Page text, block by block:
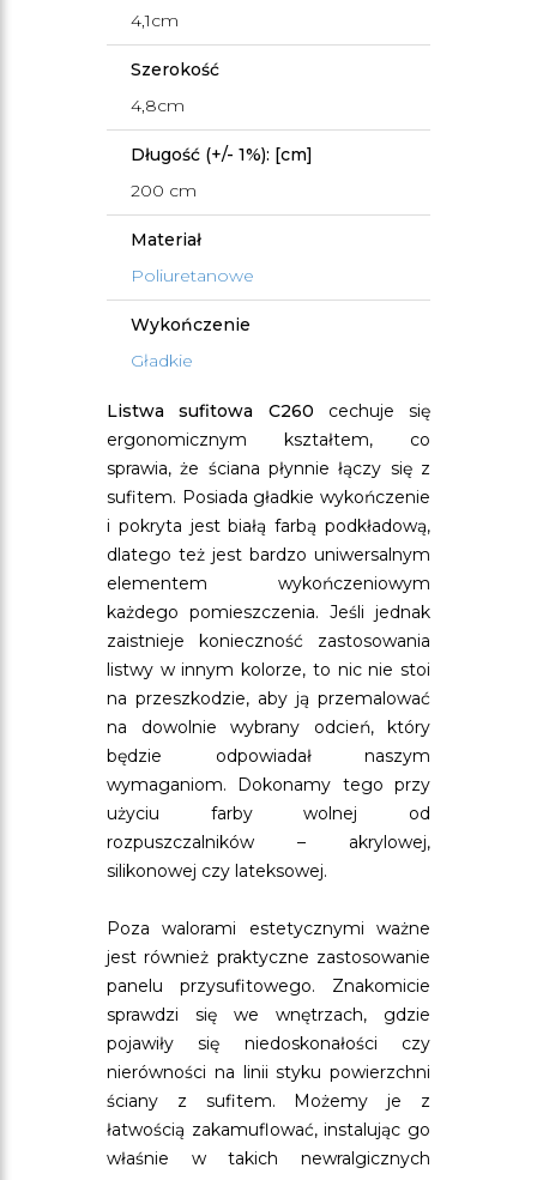
4,1cm
Szerokość
4,8cm
Długość (+/- 1%): [cm]
200 cm
Materiał
Poliuretanowe
Wykończenie
Gładkie
Listwa sufitowa C260 cechuje się
ergonomicznym kształtem, co
sprawia, że ściana płynnie łączy się z
sufitem. Posiada gładkie wykończenie
i pokryta jest białą farbą podkładową,
dlatego też jest bardzo uniwersalnym
elementem wykończeniowym
każdego pomieszczenia. Jeśli jednak
zaistnieje konieczność zastosowania
listwy w innym kolorze, to nic nie stoi
na przeszkodzie, aby ją przemalować
na dowolnie wybrany odcień, który
będzie odpowiadał naszym
wymaganiom. Dokonamy tego przy
użyciu farby wolnej od
rozpuszczalników – akrylowej,
silikonowej czy lateksowej.
Poza walorami estetycznymi ważne
jest również praktyczne zastosowanie
panelu przysufitowego. Znakomicie
sprawdzi się we wnętrzach, gdzie
pojawiły się niedoskonałości czy
nierówności na linii styku powierzchni
ściany z sufitem. Możemy je z
łatwością zakamuflować, instalując go
właśnie w takich newralgicznych